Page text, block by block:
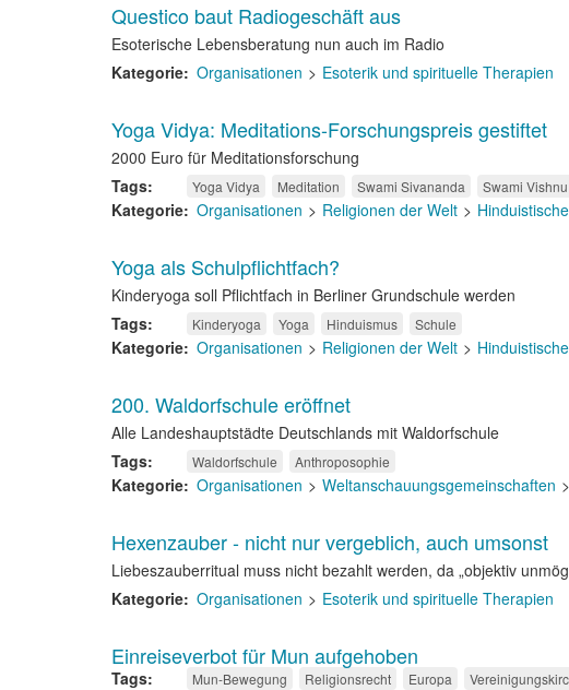
Questico baut Radiogeschäft aus
Esoterische Lebensberatung nun auch im Radio
Kategorie Organisationen Esoterik und spirituelle Therapien
Yoga Vidya: Meditations-Forschungspreis gestiftet
2000 Euro für Meditationsforschung
Tags
Yoga Vidya Meditation Swami Sivananda Swami
Kategorie Organisationen Religionen der Welt
Yoga als Schulpflichtfach?
Kinderyoga soll Pflichtfach in Berliner Grundschule werden
Tags
Kinderyoga Yoga Hinduismus Schule
Kategorie Organisationen Religionen der Welt
200. Waldorfschule eröffnet
Alle Landeshauptstädte Deutschlands mit Waldorfschule
Tags
Waldorfschule Anthroposophie
Kategorie Organisationen Weltanschauungsgemeinschaften
Hexenzauber - nicht nur vergeblich, auch umsonst
Liebeszauberritual muss nicht bezahlt werden, da „objektiv
Kategorie Organisationen Esoterik und spirituelle Therapien
Einreiseverbot für Mun aufgehoben
Tags Mun-Bewegung Religionsrecht Europa